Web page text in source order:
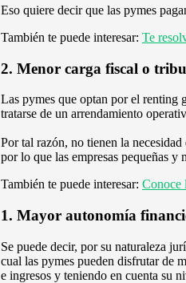
Eso quiere decir que las pymes
También te puede interesar: Te
2. Menor carga fiscal o
Las pymes que optan por el renting
tratarse de un arrendamiento
Por tal razón, no tienen la
por lo que las empresas pequeñas y
También te puede interesar: Conoce
1. Mayor autonomía
Se puede decir, por su naturaleza
cual las pymes pueden disfrutar de
e ingresos y teniendo en cuenta su